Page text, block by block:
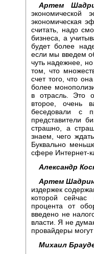
Артем
экономической
экономическая
считать, надо
бизнеса, а
будет более
если мы введем
чуть надежнее,
том, что
счет того, что
более
в отрасль. Это
второе, очень
беседовали с
представители
страшно, а
знаем, чего
Буквально
сфере Интернет-
Александр
Артем
издержек
которой
процента от
введено не
власти. Я не
провайдеры
Михаил